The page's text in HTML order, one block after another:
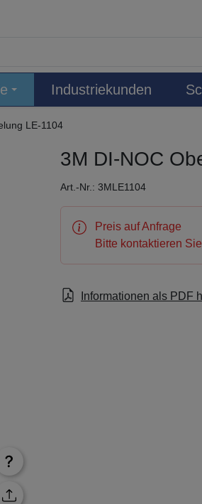
Industriekunden
LE-1104
3M DI-NOC
Art.-Nr.: 3MLE1104
Preis auf Anfrage
Bitte kontaktieren
Informationen als PDF